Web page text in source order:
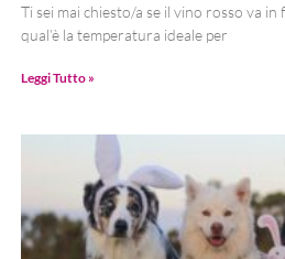
Ti sei mai chiesto/a se il vino rosso va
qual’è la temperatura ideale per
Leggi Tutto »